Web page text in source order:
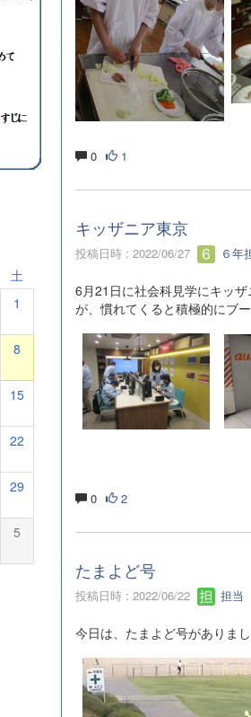
0 1
キッザニア東京
投稿日時 : 2022/06/27 ６年
6月21日に社会科見学にキッ
が、慣れてくると積極的にブ
0 2
たまよど号
投稿日時 : 2022/06/22 担当
今日は、たまよど号がありまし
土
1
8
15
22
29
5